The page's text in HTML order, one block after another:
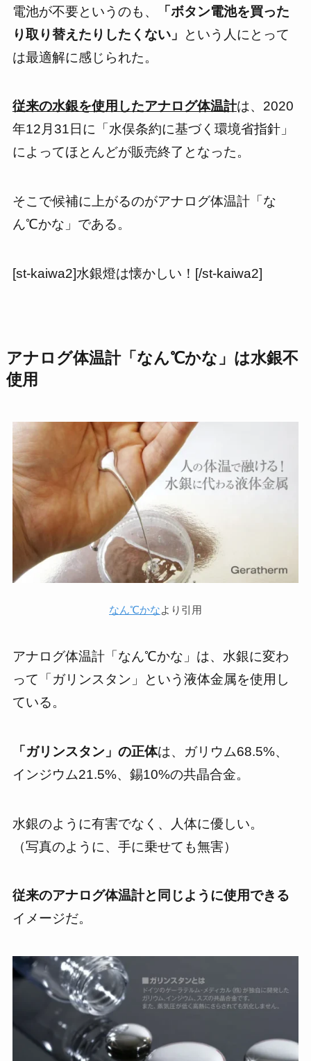
電池が不要というのも、
「ボタン電池を買った
り取り替えたりしたくない」
という人にとって
は最適解に感じられた。
従来の水銀を使用したアナログ体温計は、2020
年12月31日に「水俣条約に基づく環境省指針」
によってほとんどが販売終了 となった。
そこで候補に上がるのがアナログ体温計「な
ん℃かな」 である。
[st-kaiwa2]水銀燈は懐かしい！[/st-kaiwa2]
アナログ体温計「なん℃かな」は水銀不
使用
なん℃かなより引用
アナログ体温計「なん℃かな」は、水銀に変わ
って 「ガリンスタン」という液体金属を使用し
ている。
「ガリンスタン」の正体は、ガリウム68.5%、
インジウム21.5%、錫10%の共晶合金。
水銀のように有害でなく、
人体に優しい。
（写真のように、手に乗せても無害）
従来のアナログ体温計と同じように使用できる
イメージだ。